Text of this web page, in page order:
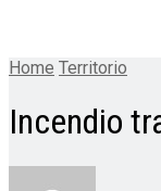
Home Territorio
Incendio